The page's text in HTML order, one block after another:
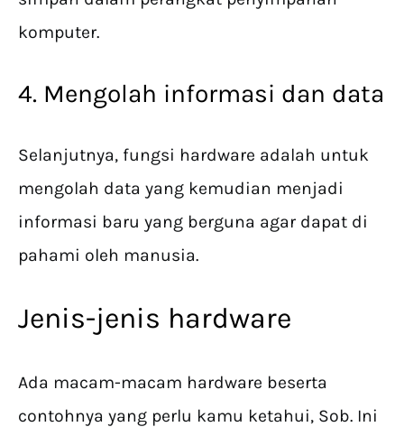
komputer.
4. Mengolah informasi dan data
Selanjutnya, fungsi hardware adalah untuk
mengolah data yang kemudian menjadi
informasi baru yang berguna agar dapat di
pahami oleh manusia.
Jenis-jenis hardware
Ada macam-macam hardware beserta
contohnya yang perlu kamu ketahui, Sob. Ini